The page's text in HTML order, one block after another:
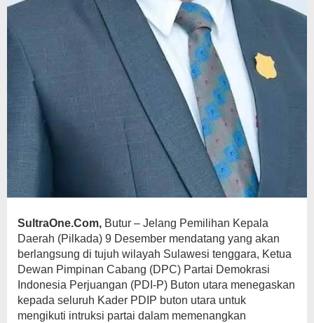
SultraOne.Com, Butur – Jelang Pemilihan Kepala
Daerah (Pilkada) 9 Desember mendatang yang akan
berlangsung di tujuh wilayah Sulawesi tenggara, Ketua
Dewan Pimpinan Cabang (DPC) Partai Demokrasi
Indonesia Perjuangan (PDI-P) Buton utara menegaskan
kepada seluruh Kader PDIP buton utara untuk
mengikuti intruksi partai dalam memenangkan